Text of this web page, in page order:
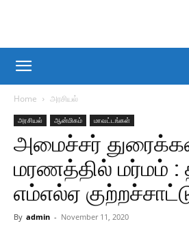
Home அரசியல்
அரசியல் ஆன்மிகம் மாவட்டங்கள்
அமைச்சர்
மரணத்தில் மர்மம் :
எம்எல்ஏ
By admin - November 11, 2020